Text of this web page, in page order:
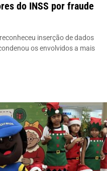
do INSS por fraude
inserção de dados
os envolvidos a mais